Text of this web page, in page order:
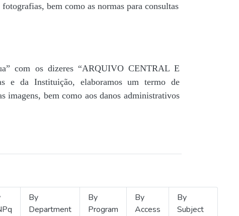
bem como as normas para consultas
com os dizeres “ARQUIVO CENTRAL E
e da Instituição, elaboramos um termo de
imagens, bem como aos danos administrativos
By
Department
By
Program
By
Access
By
Subject